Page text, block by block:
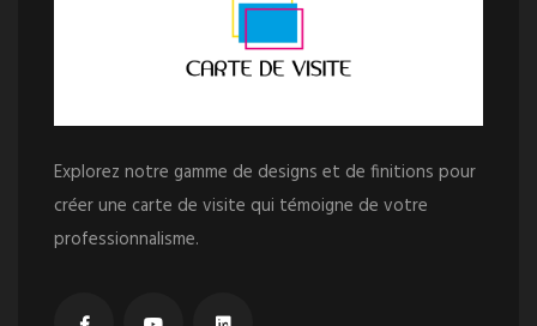
Explorez notre gamme de designs et de finitions pour
créer une carte de visite qui témoigne de votre
professionnalisme.